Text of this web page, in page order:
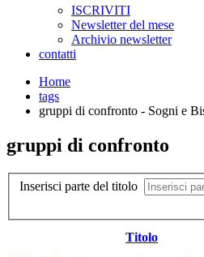
ISCRIVITI
Newsletter del mese
Archivio newsletter
contatti
Home
tags
gruppi di confronto - Sogni e
gruppi di confronto
Inserisci parte del titolo
Titolo